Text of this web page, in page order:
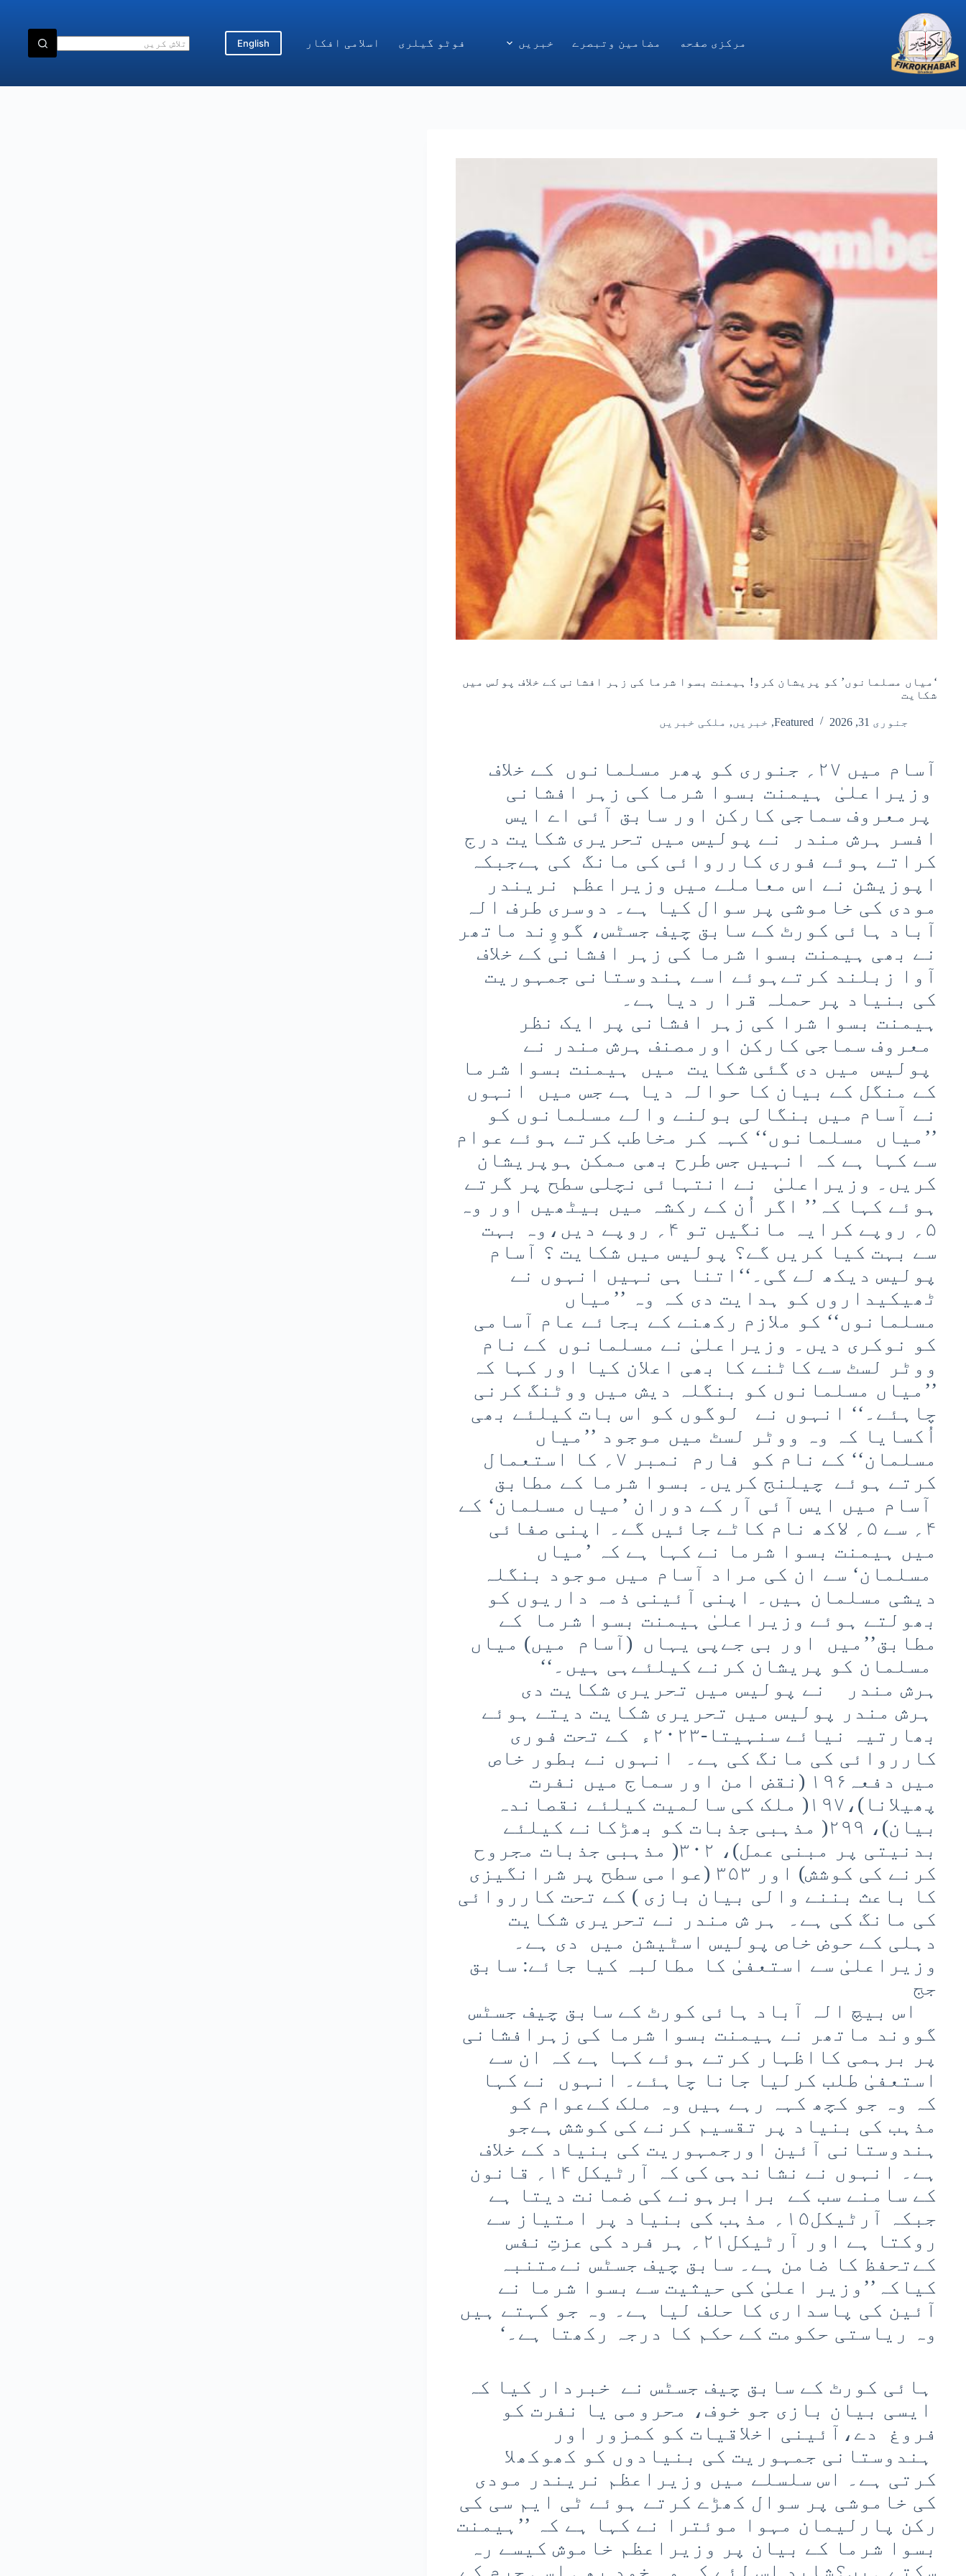
content
مركزى صفحه
مضامین وتبصرے خبریں فوٹو گیلری اسلامی افکار English
‘میاں مسلمانوں’ کو پریشان کرو! ہیمنت بسوا شرما کی زہر افشانی کے خلاف پولس میں
شکایت
جنوری 31, 2026 Featured
, خبریں, ملکی خبریں
آسام میں ۲۷؍ جنوری کو پھر مسلمانوں کے خلاف
وزیراعلیٰ ہیمنت بسوا شرما کی زہر افشانی
پرمعروف سماجی کارکن اور سابق آئی اے ایس
افسر ہرش مندر نے پولیس میں تحریری شکایت درج
کراتے ہوئے فوری کارروائی کی مانگ کی ہےجبکہ
اپوزیشن نے اس معاملے میں وزیراعظم نریندر
مودی کی خاموشی پر سوال کیا ہے۔ دوسری طرف الہ
آباد ہائی کورٹ کے سابق چیف جسٹس، گووِند ماتھر
نے بھی ہیمنت بسوا شرما کی زہر افشانی کے خلاف
آوا زبلند کرتےہوئے اسے ہندوستانی جمہوریت
کی بنیاد پر حملہ قرا ر دیا ہے۔
ہیمنت بسوا شرا کی زہر افشانی پر ایک نظر
معروف سماجی کارکن اورمصنف ہرش مندر نے
پولیس میں دی گئی شکایت میں ہیمنت بسوا شرما
کے منگل کے بیان کا حوالہ دیا ہے جس میں انہوں
نے آسام میں بنگالی بولنے والے مسلمانوں کو
’’میاں مسلمانوں‘‘ کہہ کر مخاطب کرتے ہوئے عوام
سے کہا ہے کہ انہیں جس طرح بھی ممکن ہوپریشان
کریں۔ وزیراعلیٰ نے انتہائی نچلی سطح پر گرتے
ہوئے کہا کہ’’ اگر اُن کے رکشہ میں بیٹھیں اور وہ
۵؍ روپے کرایہ مانگیں تو ۴؍ روپے دیں،وہ بہت
سے بہت کیا کریں گے؟ پولیس میں شکایت ؟ آسام
پولیس دیکھ لے گی۔‘‘اتنا ہی نہیں انہوں نے
ٹھیکیداروں کو ہدایت دی کہ وہ ’’میاں
مسلمانوں‘‘ کو ملازم رکھنے کے بجائے عام آسامی
کو نوکری دیں۔ وزیراعلیٰ نے مسلمانوں کے نام
ووٹر لسٹ سے کاٹنے کا بھی اعلان کیا اور کہا کہ
’’میاں مسلمانوں کو بنگلہ دیش میں ووٹنگ کرنی
چاہئے۔‘‘ انہوں نے لوگوں کو اس بات کیلئے بھی
اُکسایا کہ وہ ووٹر لسٹ میں موجود ’’میاں
مسلمان‘‘ کے نام کو فارم نمبر ۷؍ کا استعمال
کرتے ہوئے چیلنج کریں۔ بسوا شرما کے مطابق
آسام میں ایس آئی آر کے دوران ’میاں مسلمان‘ کے
۴؍ سے ۵؍ لاکھ نام کاٹے جائیں گے۔ اپنی صفائی
میں ہیمنت بسوا شرما نے کہا ہے کہ ’میاں
مسلمان‘ سے ان کی مراد آسام میں موجود بنگلہ
دیشی مسلمان ہیں۔ اپنی آئینی ذمہ داریوں کو
بھولتے ہوئے وزیراعلیٰ ہیمنت بسوا شرما کے
مطابق’’میں اور بی جےپی یہاں (آسام میں) میاں
مسلمان کو پریشان کرنے کیلئےہی ہیں۔‘‘
ہرش مندر نے پولیس میں تحریری شکایت دی
ہرش مندر پولیس میں تحریری شکایت دیتے ہوئے
بھارتیہ نیائے سنہیتا-۲۰۲۳ء کے تحت فوری
کارروائی کی مانگ کی ہے۔ انہوں نے بطور خاص
میں دفعہ۱۹۶ (نقض امن اور سماج میں نفرت
پھیلانا)،۱۹۷( ملک کی سالمیت کیلئے نقصاندہ
بیان)، ۲۹۹( مذہبی جذبات کو بھڑکانے کیلئے
بدنیتی پر مبنی عمل)، ۳۰۲( مذہبی جذبات مجروح
کرنے کی کوشش) اور ۳۵۳ (عوامی سطح پر شرانگیزی
کا باعث بننے والی بیان بازی ) کے تحت کارروائی
کی مانگ کی ہے۔ ہر ش مندر نے تحریری شکایت
دہلی کے حوض خاص پولیس اسٹیشن میں دی ہے۔
وزیراعلیٰ سے استعفیٰ کا مطالبہ کیا جائے: سابق
جج
اس بیچ الہ آباد ہائی کورٹ کے سابق چیف جسٹس
گووند ماتھر نے ہیمنت بسوا شرما کی زہرافشانی
پر برہمی کااظہار کرتے ہوئے کہا ہے کہ ان سے
استعفیٰ طلب کرلیا جانا چاہئے۔ انہوں نے کہا
کہ وہ جو کچھ کہہ رہے ہیں وہ ملک کےعوام کو
مذہب کی بنیاد پر تقسیم کرنے کی کوشش ہےجو
ہندوستانی آئین اورجمہوریت کی بنیاد کے خلاف
ہے۔ انہوں نے نشاندہی کی کہ آرٹیکل ۱۴؍ قانون
کے سامنے سب کے برابرہونے کی ضمانت دیتا ہے
جبکہ آرٹیکل۱۵؍ مذہب کی بنیاد پر امتیاز سے
روکتا ہے اور آرٹیکل۲۱؍ ہر فرد کی عزتِ نفس
کےتحفظ کا ضامن ہے۔ سابق چیف جسٹس نےمتنبہ
کیاکہ’’وزیر اعلیٰ کی حیثیت سے بسوا شرما نے
آئین کی پاسداری کا حلف لیا ہے۔ وہ جو کہتے ہیں
وہ ریاستی حکومت کے حکم کا درجہ رکھتا ہے۔‘
ہائی کورٹ کے سابق چیف جسٹس نے خبردار کیا کہ
ایسی بیان بازی جو خوف، محرومی یا نفرت کو
فروغ دے،آئینی اخلاقیات کو کمزور اور
ہندوستانی جمہوریت کی بنیادوں کو کھوکھلا
کرتی ہے۔ اس سلسلے میں وزیراعظم نریندر مودی
کی خاموشی پر سوال کھڑے کرتے ہوئے ٹی ایم سی کی
رکن پارلیمان مہوا موئترا نے کہا ہے کہ ’’ہیمنت
بسوا شرما کے بیان پر وزیراعظم خاموش کیسے رہ
سکتے ہیں؟شاید اس لئے کہ وہ خود بھی اسی جرم کے